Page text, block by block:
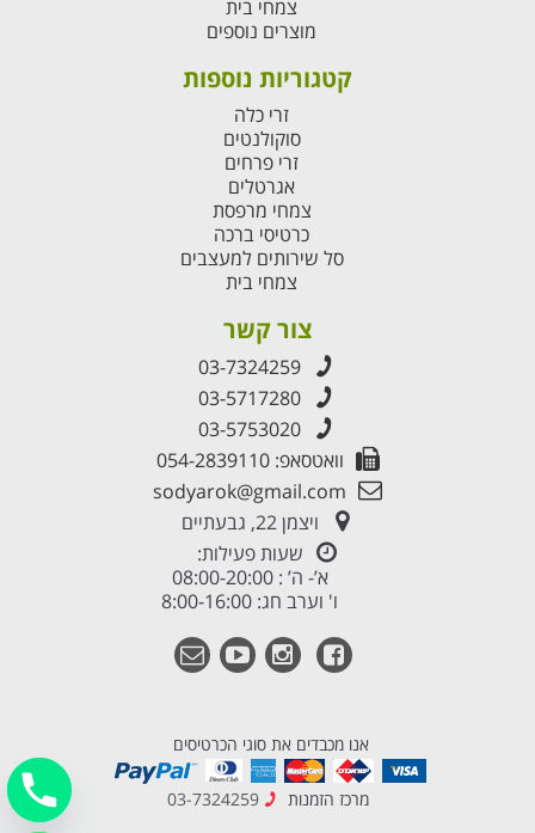
צמחי בית
מוצרים נוספים
קטגוריות נוספות
זרי כלה
סוקולנטים
זרי פרחים
אגרטלים
צמחי מרפסת
כרטיסי ברכה
סל שירותים למעצבים
צמחי בית
צור קשר
03-7324259
03-5717280
03-5753020
וואטסאפ: 054-2839110
sodyarok@gmail.com
ויצמן 22, גבעתיים
שעות פעילות:
א’- ה’ : 08:00-20:00
ו' וערב חג: 8:00-16:00
אנו מכבדים את סוגי הכרטיסים
מרכז הזמנות 03-7324259